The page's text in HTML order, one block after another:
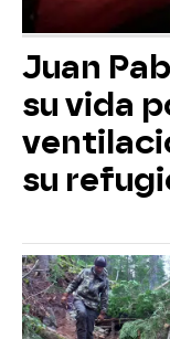
Juan
su vida
su